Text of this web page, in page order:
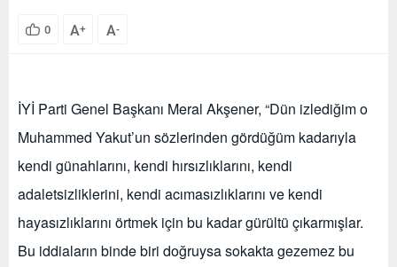
0 A+ A-
İYİ Parti Genel Başkanı Meral Akşener, “Dün izlediğim o
Muhammed Yakut’un sözlerinden gördüğüm kadarıyla
kendi günahlarını, kendi hırsızlıklarını, kendi
adaletsizliklerini, kendi acımasızlıklarını ve kendi
hayasızlıklarını örtmek için bu kadar gürültü çıkarmışlar.
Bu iddiaların binde biri doğruysa sokakta gezemez bu